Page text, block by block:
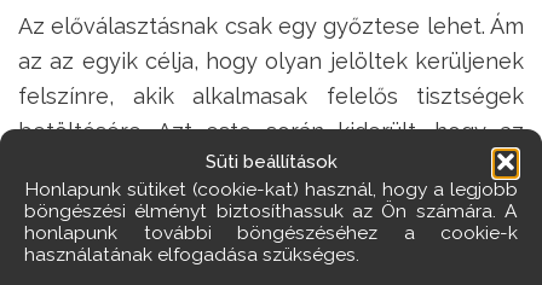
Süti beállítások
Honlapunk sütiket (cookie-kat) használ, hogy a legjobb
böngészési élményt biztosíthassuk az Ön számára. A
honlapunk további böngészéséhez a cookie-k
használatának elfogadása szükséges.
Az előválasztásnak csak egy győztese lehet. Ám
az az egyik célja, hogy olyan jelöltek kerüljenek
felszínre, akik alkalmasak felelős tisztségek
betöltésére. Azt este során kiderült, hogy az
itteni felhozatalra nem panaszkodhatunk,
véleményünk szerint abban a szerencsés
helyzetben vagyunk, hogy szeptember 18-26.
több alkalmas jelölt közül lehet